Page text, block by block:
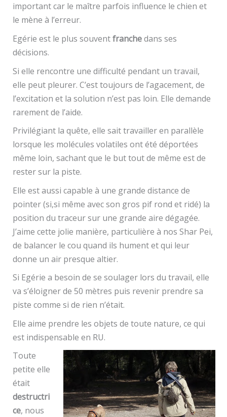
important car le maître parfois influence le chien et
le mène à l’erreur.
Egérie est le plus souventfranchedans ses
décisions.
Si elle rencontre une difficulté pendant un travail,
elle peut pleurer. C’est toujours de l’agacement, de
l’excitation et la solution n’est pas loin. Elle demande
rarement de l’aide.
Privilégiant la quête, elle sait travailler en parallèle
lorsque les molécules volatiles ont été déportées
même loin, sachant que le but tout de même est de
rester sur la piste.
Elle est aussi capable à une grande distance de
pointer (si,si même avec son gros pif rond et ridé) la
position du traceur sur une grande aire dégagée.
J’aime cette jolie manière, particulière à nos Shar Pei,
de balancer le cou quand ils hument et qui leur
donne un air presque altier.
Si Egérie a besoin de se soulager lors du travail, elle
va s’éloigner de 50 mètres puis revenir prendre sa
piste comme si de rien n’était.
Elle aime prendre les objets de toute nature, ce qui
est indispensable en RU.
Toute
petite elle
était
destructri
ce, nous